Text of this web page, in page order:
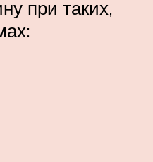
при таких,